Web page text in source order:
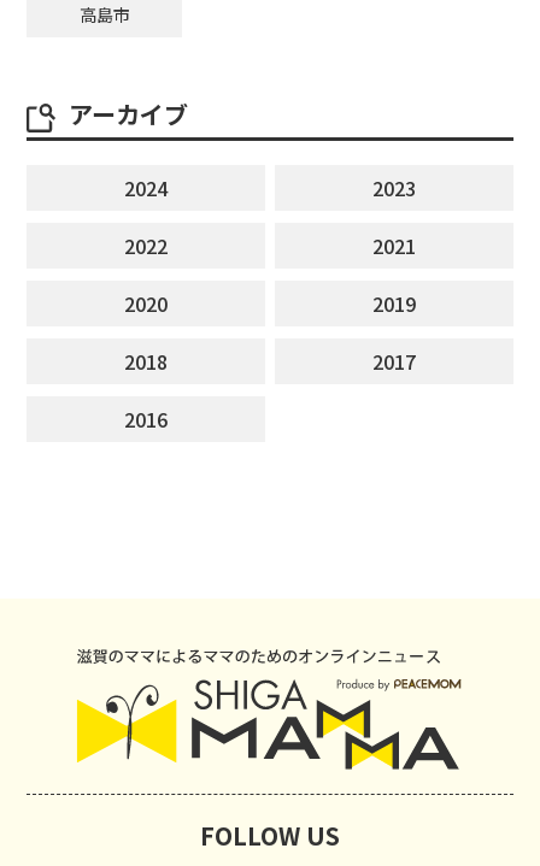
高島市
アーカイブ
2024
2023
2022
2021
2020
2019
2018
2017
2016
FOLLOW US